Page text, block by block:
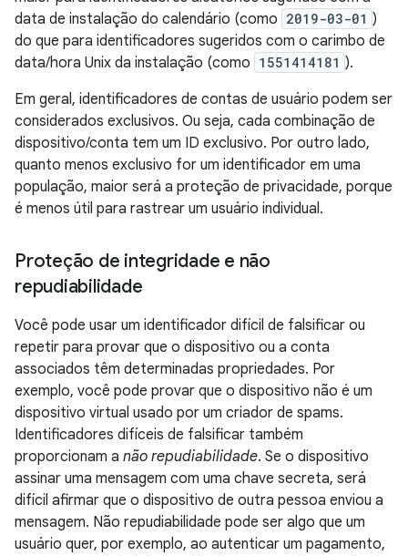
data de instalação do calendário (como 2019-03-01 )
do que para identificadores sugeridos com o carimbo de
data/hora Unix da instalação (como 1551414181 ).
Em geral, identificadores de contas de usuário podem ser
considerados exclusivos. Ou seja, cada combinação de
dispositivo/conta tem um ID exclusivo. Por outro lado,
quanto menos exclusivo for um identificador em uma
população, maior será a proteção de privacidade, porque
é menos útil para rastrear um usuário individual.
Proteção de integridade e não
repudiabilidade
Você pode usar um identificador difícil de falsificar ou
repetir para provar que o dispositivo ou a conta
associados têm determinadas propriedades. Por
exemplo, você pode provar que o dispositivo não é um
dispositivo virtual usado por um criador de spams.
Identificadores difíceis de falsificar também
proporcionam a não repudiabilidade. Se o dispositivo
assinar uma mensagem com uma chave secreta, será
difícil afirmar que o dispositivo de outra pessoa enviou a
mensagem. Não repudiabilidade pode ser algo que um
usuário quer, por exemplo, ao autenticar um pagamento,